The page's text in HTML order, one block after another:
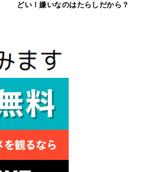
どい！嫌いなのはたらしだから？